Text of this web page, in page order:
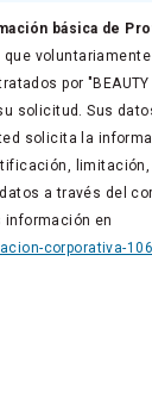
básica de
por "BEAUTY
solicitud. Sus
solicita la
limitación,
a través del
información en
corporativa-